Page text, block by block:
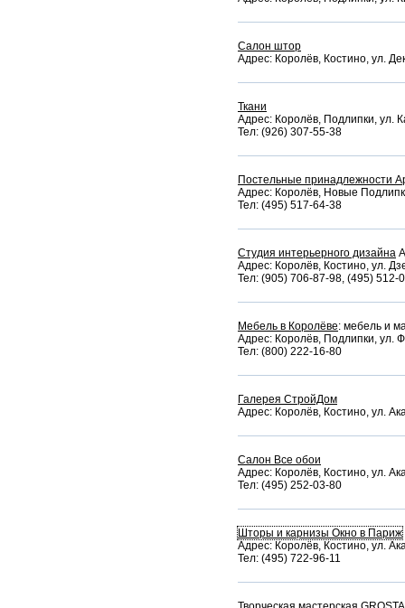
Салон штор
Адрес: Королёв, Костино, ул.
Ткани
Адрес: Королёв, Подлипки, ул.
Тел: (926) 307-55-38
Постельные принадлежности
Адрес: Королёв, Новые
Тел: (495) 517-64-38
Студия интерьерного дизайна
Адрес: Королёв, Костино, ул.
Тел: (905) 706-87-98, (495) 512-
Мебель в Королёве: мебель и
Адрес: Королёв, Подлипки, ул.
Тел: (800) 222-16-80
Галерея СтройДом
Адрес: Королёв, Костино, ул.
Салон Все обои
Адрес: Королёв, Костино, ул.
Тел: (495) 252-03-80
Шторы и карнизы Окно в Париж
Адрес: Королёв, Костино, ул.
Тел: (495) 722-96-11